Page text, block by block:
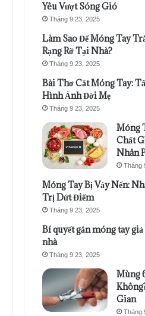
Yêu Vượt Sóng Gió
Tháng 9 23, 2025
Làm Sao Để Móng Tay
Rạng Rỡ Tại Nhà?
Tháng 9 23, 2025
Bài Thơ Cắt Móng Tay:
Hình Ảnh Đời Mẹ
Tháng 9 23, 2025
Móng
Chất
Nhân
Tháng
Móng Tay Bị Vảy Nến:
Trị Dứt Điểm
Tháng 9 23, 2025
Bí quyết gắn móng tay
nhà
Tháng 9 23, 2025
Mùng
Gian
Tháng